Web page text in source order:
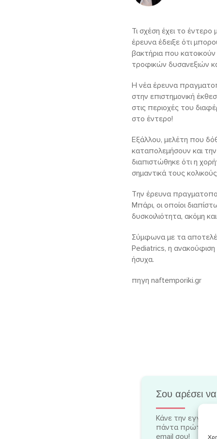
Τι σχέση έχει το
έρευνα έδειξε ότι
βακτήρια που
τροφικών δυσανεξιών
Η νέα έρευνα
στην επιστημονική
στις περιοχές του
στο έντερο!
Εξάλλου, μελέτη που
καταπολεμήσουν και
διαπιστώθηκε ότι η
σημαντικά τους
Την έρευνα
Μπάρι, οι οποίοι
δυσκοιλιότητα, ακόμη
Σύμφωνα με τα
Pediatrics, η ανακούφιση
ήσυχα.
πηγη naftemporiki.gr
Σου αρέσει
Κάνε την
πάντα πρώτη/-ος
email σου!